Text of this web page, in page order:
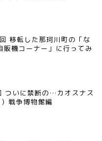
移転した那珂川町の「な
販機コーナー」に行ってみ
ついに禁断の…カオスナス
戦争博物館編
芳賀町
上三川町